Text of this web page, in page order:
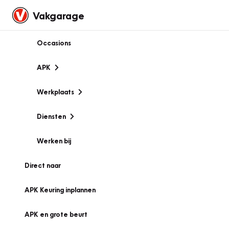
Vakgarage
Occasions
APK
Werkplaats
Diensten
Werken bij
Direct naar
APK Keuring inplannen
APK en grote beurt